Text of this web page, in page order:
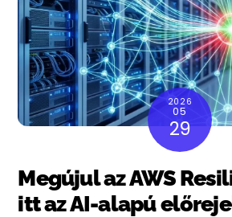
2026
05
29
Megújul az AWS
itt az AI-alapú